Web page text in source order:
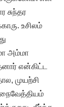
சுந்தர
உசிலம்
அம்மா
என்கிட்ட
முயற்சி
நைவேத்தியம்